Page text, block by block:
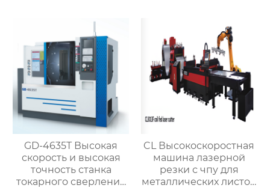
GD-4635T Высокая
скорость и высокая
точность станка
токарного сверления
CL Высокоскоростная
машина лазерной
резки с чпу для
металлических листов